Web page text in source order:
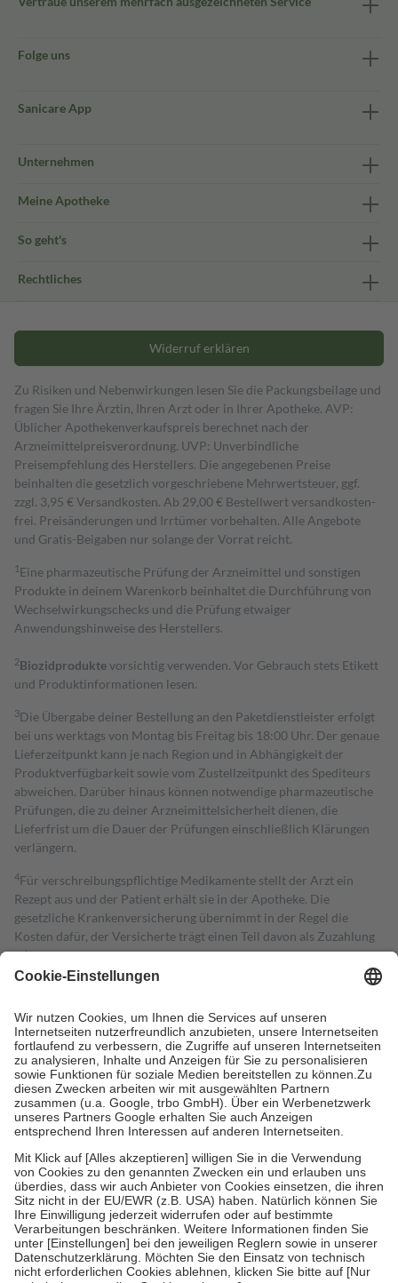
Folge uns
Sanicare App
Unternehmen
Meine Apotheke
So geht's
Rechtliches
Widerruf erklären
Zu Risiken und Nebenwirkungen lesen Sie die Packungsbeilage und
fragen Sie Ihre Ärztin, Ihren Arzt oder in Ihrer Apotheke. AVP:
Üblicher Apothekenverkaufspreis berechnet nach der
Arzneimittelpreisverordnung. UVP: Unverbindliche
Preisempfehlung des Herstellers. Die angegebenen Preise
beinhalten die gesetzlich vorgeschriebene Mehrwertsteuer, ggf.
zzgl. 3,95 € Versandkosten. Ab 29,00 € Bestell­wert versand­kosten­
frei. Preisänderungen und Irrtümer vorbehalten. Alle Angebote
und Gratis-Beigaben nur solange der Vorrat reicht.
1 Eine pharmazeutische Prüfung der Arzneimittel und sonstigen
Produkte in deinem Warenkorb beinhaltet die Durchführung von
Wechselwirkungschecks und die Prüfung etwaiger
Anwendungshinweise des Herstellers.
2Biozidproduktevorsichtig verwenden. Vor Gebrauch stets Etikett
und Produktinformationen lesen.
3Die Übergabe deiner Bestellung an den Paketdienstleister erfolgt
bei uns werktags von Montag bis Freitag bis 18:00 Uhr. Der genaue
Lieferzeitpunkt kann je nach Region und in Abhängigkeit der
Produktverfügbarkeit sowie vom Zustellzeitpunkt des Spediteurs
abweichen. Darüber hinaus können notwendige pharmazeutische
Prüfungen, die zu deiner Arzneimittelsicherheit dienen, die
Lieferfrist um die Dauer der Prüfungen einschließlich Klärungen
verlängern.
4Für verschreibungspflichtige Medikamente stellt der Arzt ein
Rezept aus und der Patient erhält sie in der Apotheke. Die
gesetzliche Krankenversicherung übernimmt in der Regel die
Kosten dafür, der Versicherte trägt einen Teil davon als Zuzahlung
mit.
Grundsätzlich leisten Mitglieder Zuzahlungen in Höhe von zehn
höchstens zehn Euro.
Es sind jedoch nie mehr als die tatsächlichen
Kosten der Leistung zu entrichten.
Diese Regeln gelten grundsätzlich auch für Online-Apotheken.
Bei Heilmitteln und häuslicher Krankenpflege beträgt die
Zuzahlung zehn Prozent der Kosten sowie zehn Euro je
Verordnung.
Um das Engagement der Versicherten für ihre eigene Gesundheit zu
stärken und die besondere Stellung der Familie zu unterstützen,
fallenkeine Zuzahlungenan bei:
• Kindern und Jugendlichen bis zum vollendeten 18. Lebensjahr
mit Ausnahme der Fahrkosten
• Untersuchungen zur Vorsorge und Früherkennung, die von der
GKV getragen werden
• empfohlenen Schutzimpfungen
• Harn- und Blutteststreifen